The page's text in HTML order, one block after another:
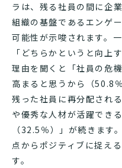
ラは、残る社員の間に企
組織の基盤であるエンゲ
可能性が示唆されます。
「どちらかというと向上
理由を聞くと「社員の危
高まると思うから（50.8
残った社員に再分配され
や優秀な人材が活躍でき
（32.5％）」が続きます
点からポジティブに捉え
す。